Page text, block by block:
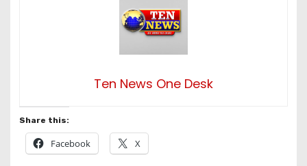
Ten News One Desk
Share this:
Facebook X